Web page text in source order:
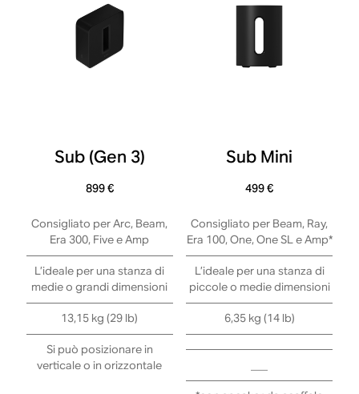
Sub (Gen 3)
899 €
Consigliato per Arc, Beam,
Era 300, Five e Amp
L’ideale per una stanza di
medie o grandi dimensioni
13,15 kg (29 lb)
Si può posizionare in
verticale o in orizzontale
Sub Mini
499 €
Consigliato per Beam, Ray,
Era 100, One, One SL e Amp*
L’ideale per una stanza di
piccole o medie dimensioni
6,35 kg (14 lb)